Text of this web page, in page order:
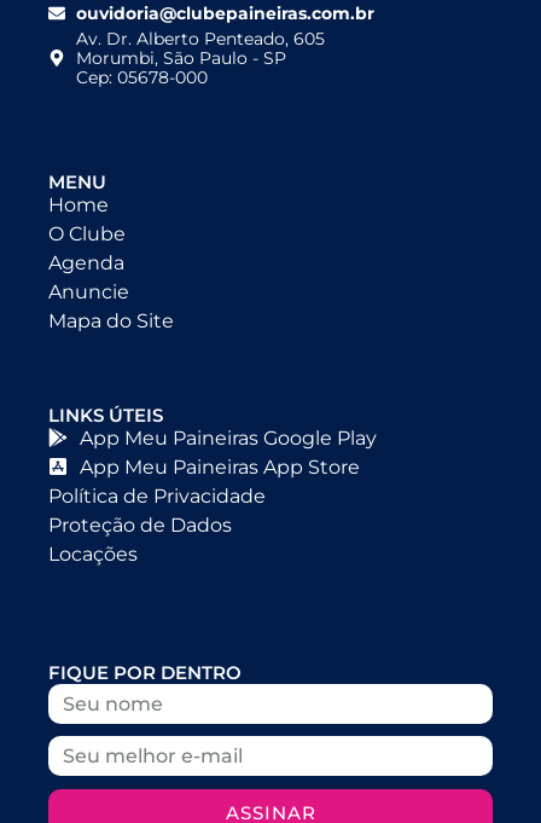
ouvidoria@clubepaineiras.com.br
Av. Dr. Alberto Penteado, 605
Morumbi, São Paulo - SP
Cep: 05678-000
MENU
Home
O Clube
Agenda
Anuncie
Mapa do Site
LINKS ÚTEIS
App Meu Paineiras Google Play
App Meu Paineiras App Store
Política de Privacidade
Proteção de Dados
Locações
FIQUE POR DENTRO
ASSINAR